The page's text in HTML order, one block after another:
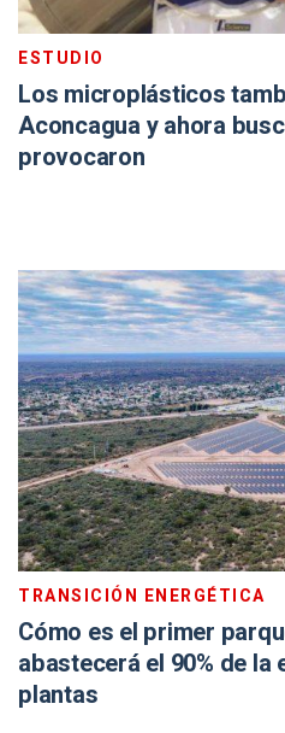
ESTUDIO
Los microplásticos
Aconcagua y ahora
provocaron
TRANSICIÓN ENERGÉTICA
Cómo es el primer
abastecerá el 90% de la
plantas